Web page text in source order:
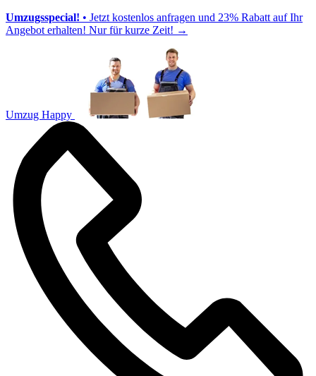
Umzugsspecial! • Jetzt kostenlos anfragen und 23% Rabatt auf Ihr
Angebot erhalten! Nur für kurze Zeit! →
Umzug Happy